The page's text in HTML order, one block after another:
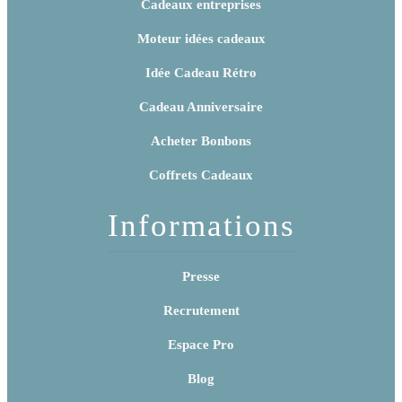
Cadeaux entreprises
Moteur idées cadeaux
Idée Cadeau Rétro
Cadeau Anniversaire
Acheter Bonbons
Coffrets Cadeaux
Informations
Presse
Recrutement
Espace Pro
Blog